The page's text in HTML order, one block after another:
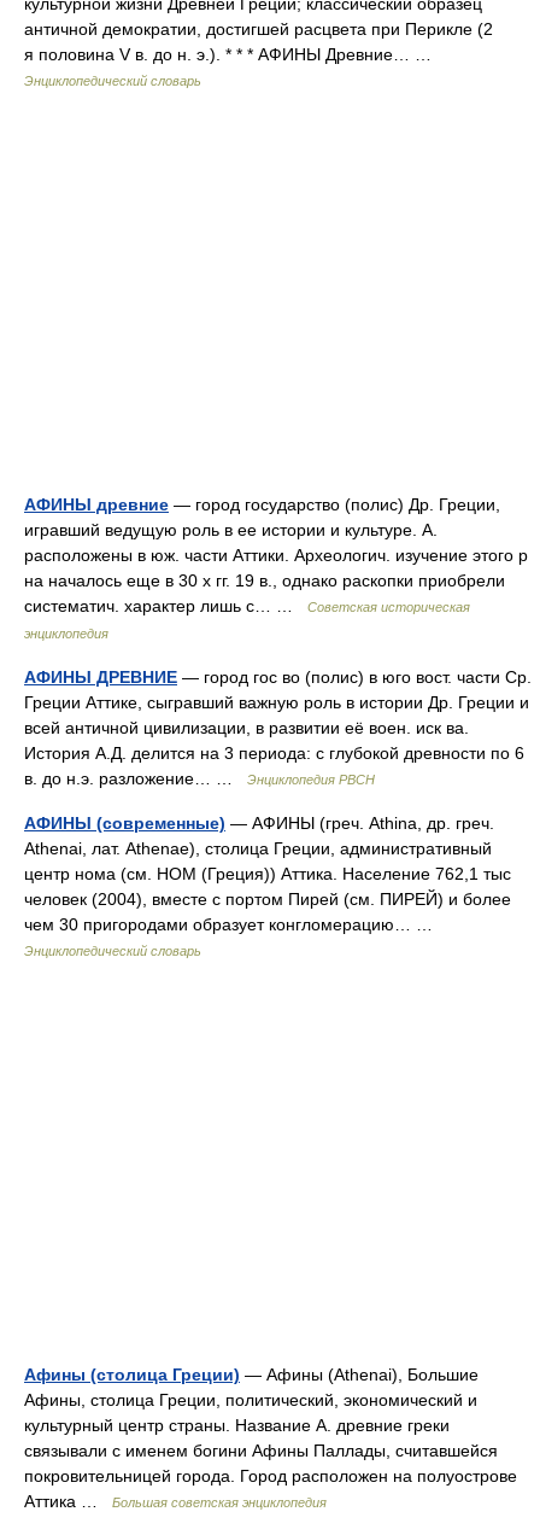
античной демократии, достигшей расцвета при Перикле (2
я половина V в. до н. э.). * * * АФИНЫ Древние… …
Энциклопедический словарь
АФИНЫ древние — город государство (полис) Др. Греции,
игравший ведущую роль в ее истории и культуре. А.
расположены в юж. части Аттики. Археологич. изучение этого р
на началось еще в 30 х гг. 19 в., однако раскопки приобрели
систематич. характер лишь с… …
Советская историческая
энциклопедия
АФИНЫ ДРЕВНИЕ — город гос во (полис) в юго вост. части Ср.
Греции Аттике, сыгравший важную роль в истории Др. Греции и
всей античной цивилизации, в развитии её воен. иск ва.
История А.Д. делится на 3 периода: с глубокой древности по 6
в. до н.э. разложение… …
Энциклопедия РВСН
АФИНЫ (современные) — АФИНЫ (греч. Athina, др. греч.
Athenai, лат. Athenae), столица Греции, административный
центр нома (см. НОМ (Греция)) Аттика. Население 762,1 тыс
человек (2004), вместе с портом Пирей (см. ПИРЕЙ) и более
чем 30 пригородами образует конгломерацию… …
Энциклопедический словарь
Афины (столица Греции) — Афины (Athenai), Большие
Афины, столица Греции, политический, экономический и
культурный центр страны. Название А. древние греки
связывали с именем богини Афины Паллады, считавшейся
покровительницей города. Город расположен на полуострове
Аттика …
Большая советская энциклопедия